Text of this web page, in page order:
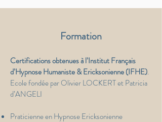
Formation
Certifications obtenues à l’Institut Français
d’Hypnose Humaniste & Ericksonienne (IFHE).
Ecole fondée par Olivier LOCKERT et Patricia
d’ANGELI
Praticienne en Hypnose Ericksonienne